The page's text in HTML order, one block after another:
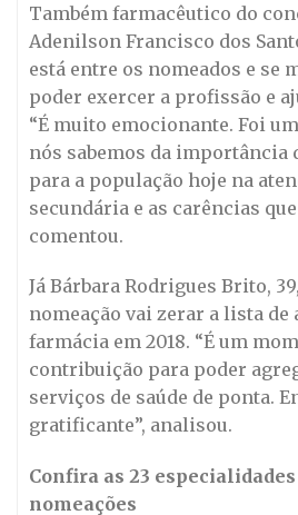
Também farmacêutico do
Adenilson Francisco dos
está entre os nomeados e se
poder exercer a profissão e
“É muito emocionante. Foi
nós sabemos da importância
para a população hoje na
secundária e as carências que
comentou.
Já Bárbara Rodrigues Brito,
nomeação vai zerar a lista de
farmácia em 2018. “É um
contribuição para poder
serviços de saúde de ponta.
gratificante”, analisou.
Confira as 23
nomeações